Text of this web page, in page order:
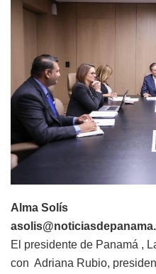
Alma Solís
El presidente de Panamá ,
con Adriana Rubio,